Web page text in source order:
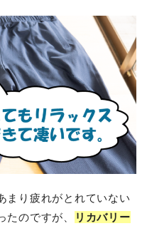
まり疲れがとれていない
のですが、
リカバリー